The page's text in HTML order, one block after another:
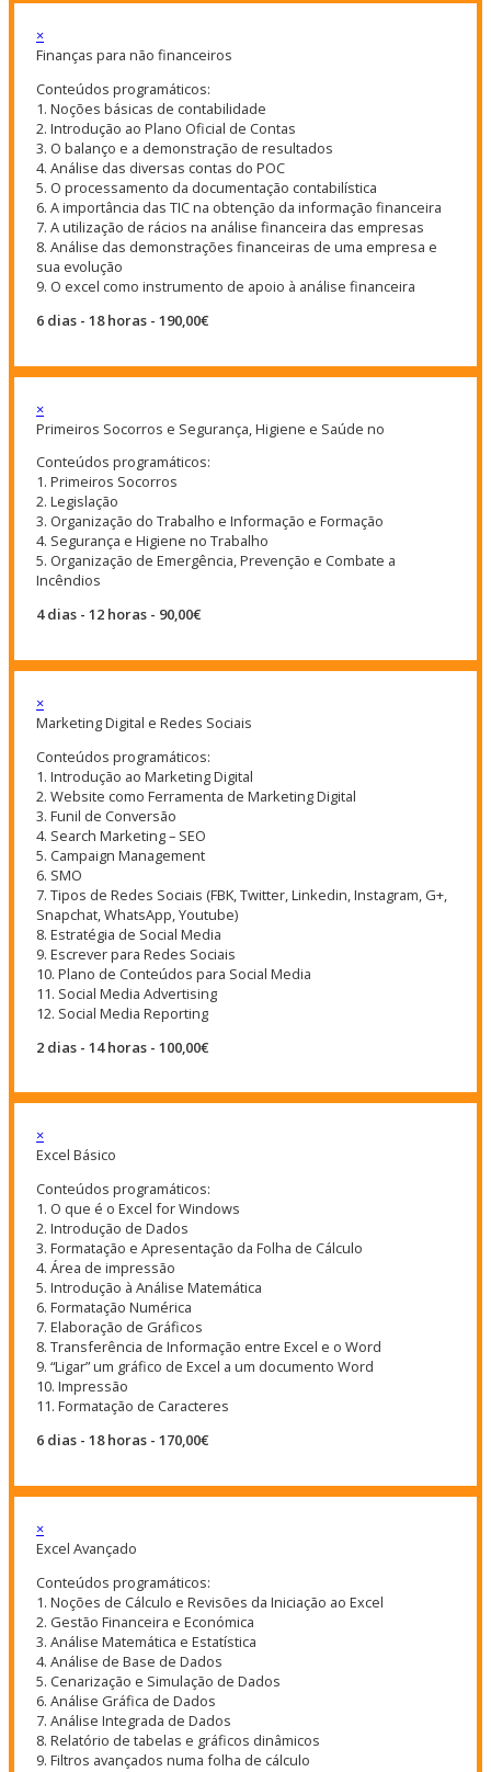
×
Finanças para não financeiros
Conteúdos programáticos:
1. Noções básicas de contabilidade
2. Introdução ao Plano Oficial de Contas
3. O balanço e a demonstração de resultados
4. Análise das diversas contas do POC
5. O processamento da documentação contabilística
6. A importância das TIC na obtenção da informação financeira
7. A utilização de rácios na análise financeira das empresas
8. Análise das demonstrações financeiras de uma empresa e
sua evolução
9. O excel como instrumento de apoio à análise financeira
6 dias - 18 horas - 190,00€
×
Primeiros Socorros e Segurança, Higiene e Saúde no
Conteúdos programáticos:
1. Primeiros Socorros
2. Legislação
3. Organização do Trabalho e Informação e Formação
4. Segurança e Higiene no Trabalho
5. Organização de Emergência, Prevenção e Combate a
Incêndios
4 dias - 12 horas - 90,00€
×
Marketing Digital e Redes Sociais
Conteúdos programáticos:
1. Introdução ao Marketing Digital
2. Website como Ferramenta de Marketing Digital
3. Funil de Conversão
4. Search Marketing – SEO
5. Campaign Management
6. SMO
7. Tipos de Redes Sociais (FBK, Twitter, Linkedin, Instagram, G+,
Snapchat, WhatsApp, Youtube)
8. Estratégia de Social Media
9. Escrever para Redes Sociais
10. Plano de Conteúdos para Social Media
11. Social Media Advertising
12. Social Media Reporting
2 dias - 14 horas - 100,00€
×
Excel Básico
Conteúdos programáticos:
1. O que é o Excel for Windows
2. Introdução de Dados
3. Formatação e Apresentação da Folha de Cálculo
4. Área de impressão
5. Introdução à Análise Matemática
6. Formatação Numérica
7. Elaboração de Gráficos
8. Transferência de Informação entre Excel e o Word
9. “Ligar” um gráfico de Excel a um documento Word
10. Impressão
11. Formatação de Caracteres
6 dias - 18 horas - 170,00€
×
Excel Avançado
Conteúdos programáticos:
1. Noções de Cálculo e Revisões da Iniciação ao Excel
2. Gestão Financeira e Económica
3. Análise Matemática e Estatística
4. Análise de Base de Dados
5. Cenarização e Simulação de Dados
6. Análise Gráfica de Dados
7. Análise Integrada de Dados
8. Relatório de tabelas e gráficos dinâmicos
9. Filtros avançados numa folha de cálculo